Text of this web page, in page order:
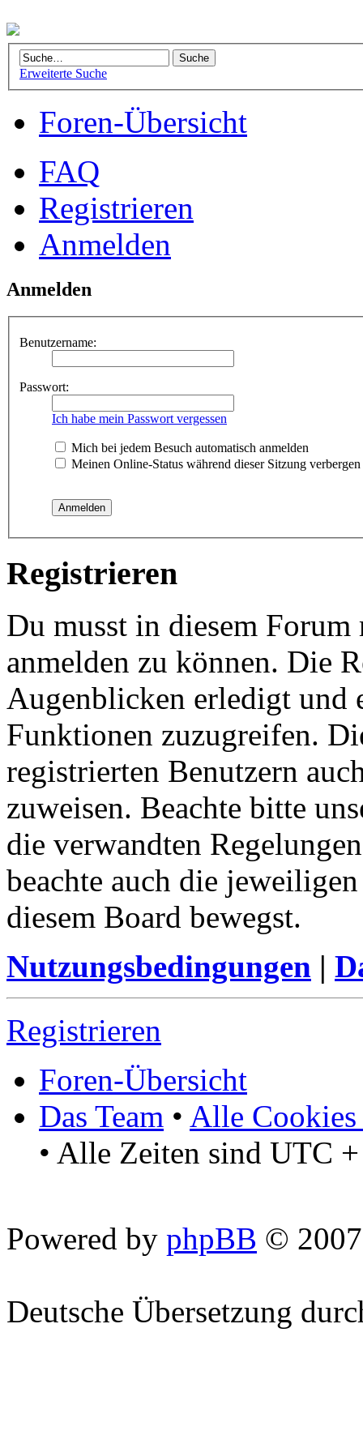
Erweiterte Suche
Foren-Übersicht
FAQ
Registrieren
Anmelden
Anmelden
Benutzername:
Passwort:
Ich habe mein Passwort vergessen
Mich bei jedem Besuch automatisch anmelden
Meinen Online-Status während dieser Sitzung verbergen
Registrieren
Du musst in diesem
anmelden zu können. Die
Augenblicken erledigt und
Funktionen zuzugreifen.
registrierten Benutzern
zuweisen. Beachte bitte
die verwandten
beachte auch die
diesem Board bewegst.
Nutzungsbedingungen |
Registrieren
Foren-Übersicht
Das Team • Alle Cookies
• Alle Zeiten sind UTC
Powered by phpBB ©
Deutsche Übersetzung